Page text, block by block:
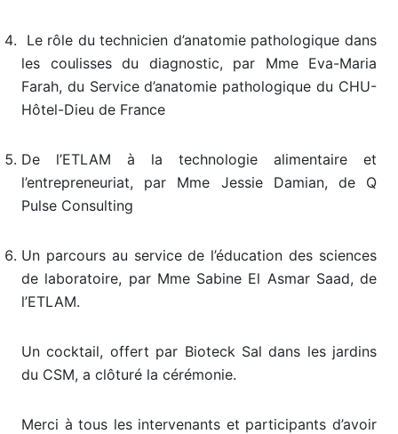
Le rôle du technicien d’anatomie pathologique dans
les coulisses du diagnostic, par Mme Eva-Maria
Farah, du Service d’anatomie pathologique du CHU-
Hôtel-Dieu de France
De l’ETLAM à la technologie alimentaire et
l’entrepreneuriat, par Mme Jessie Damian, de Q
Pulse Consulting
Un parcours au service de l’éducation des sciences
de laboratoire, par Mme Sabine El Asmar Saad, de
l’ETLAM.
Un cocktail, offert par Bioteck Sal dans les jardins
du CSM, a clôturé la cérémonie.
Merci à tous les intervenants et participants d’avoir